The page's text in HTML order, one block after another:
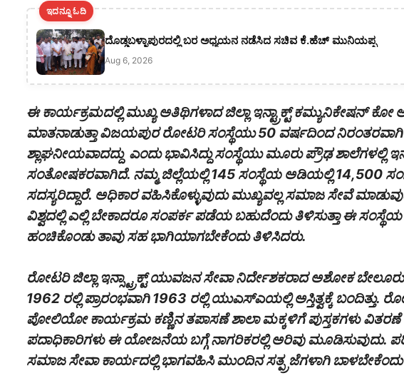
ಇದನ್ನೂ ಓದಿ
ದೊಡ್ಡಬಳ್ಳಾಪುರದಲ್ಲಿ ಬರ ಅಧ್ಯಯನ ನಡೆಸಿದ ಸಚಿವ ಕೆ.ಹೆಚ್ ಮುನಿಯಪ್ಪ
Aug 6, 2026
ಈ ಕಾರ್ಯಕ್ರಮದಲ್ಲಿ ಮುಖ್ಯ ಅತಿಥಿಗಳಾದ ಜಿಲ್ಲಾ ಇನ್ಟ್ರಾಕ್ಟ್ ಕಮ್ಯುನಿಕೇಷನ್
ಮಾತನಾಡುತ್ತಾ ವಿಜಯಪುರ ರೋಟರಿ ಸಂಸ್ಥೆಯು 50 ವರ್ಷದಿಂದ ನಿರಂತರವಾಗಿ
ಶ್ಲಾಘನೀಯವಾದದ್ದು ‌ ಎಂದು ಭಾವಿಸಿದ್ದು ಸಂಸ್ಥೆಯು ಮೂರು ಪ್ರೌಢ ಶಾಲೆಗಳಲ್ಲಿ
ಸಂತೋಷಕರವಾಗಿದೆ. ನಮ್ಮ ಜಿಲ್ಲೆಯಲ್ಲಿ 145 ಸಂಸ್ಥೆಯ ಅಡಿಯಲ್ಲಿ 14,500
ಸದಸ್ಯರಿದ್ದಾರೆ. ಅಧಿಕಾರ ವಹಿಸಿಕೊಳ್ಳುವುದು ಮುಖ್ಯವಲ್ಲ ಸಮಾಜ ಸೇವೆ
ವಿಶ್ವದಲ್ಲಿ ಎಲ್ಲಿ ಬೇಕಾದರೂ ಸಂಪರ್ಕ ಪಡೆಯ ಬಹುದೆಂದು ತಿಳಿಸುತ್ತಾ ಈ
ಹಂಚಿಕೊಂಡು ತಾವು ಸಹ ಭಾಗಿಯಾಗಬೇಕೆಂದು ತಿಳಿಸಿದರು.
ರೋಟರಿ ಜಿಲ್ಲಾ ಇನ್ಸ್ಟ್ರಾಕ್ಟ್ ಯುವಜನ ಸೇವಾ ನಿರ್ದೇಶಕರಾದ ಅಶೋಕ ಬೇಲೂರು
1962 ರಲ್ಲಿ ಪ್ರಾರಂಭವಾಗಿ 1963 ರಲ್ಲಿ ಯುಎಸ್ಎಯಲ್ಲಿ ಅಸ್ತಿತ್ವಕ್ಕೆ
ಪೋಲಿಯೋ ಕಾರ್ಯಕ್ರಮ ಕಣ್ಣಿನ ತಪಾಸಣೆ ಶಾಲಾ ಮಕ್ಕಳಿಗೆ ಪುಸ್ತಕಗಳು ವಿತರಣೆ
ಪದಾಧಿಕಾರಿಗಳು ಈ ಯೋಜನೆಯ ಬಗ್ಗೆ ನಾಗರಿಕರಲ್ಲಿ ಅರಿವು ಮೂಡಿಸುವುದು.
ಸಮಾಜ ಸೇವಾ ಕಾರ್ಯದಲ್ಲಿ ಭಾಗವಹಿಸಿ ಮುಂದಿನ ಸತ್ಪ್ರಜೆಗಳಾಗಿ